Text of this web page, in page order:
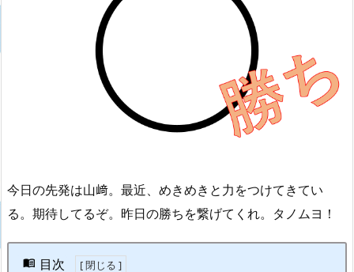
今日の先発は山﨑。最近、めきめきと力をつけてきてい
る。期待してるぞ。昨日の勝ちを繋げてくれ。タノムヨ！
目次